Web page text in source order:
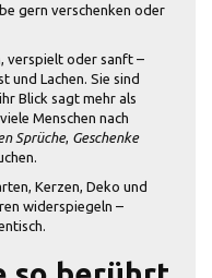
gern verschenken oder
verspielt oder sanft –
und Lachen. Sie sind
Blick sagt mehr als
Menschen nach
Sprüche, Geschenke
Kerzen, Deko und
widerspiegeln –